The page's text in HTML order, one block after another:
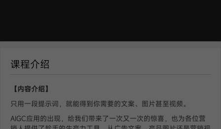
课程介绍
【内容介绍】
只用一段提示词，就能得到你需要的文案、图片甚至视频。
AIGC应用的出现，给我们带来了一次又一次的惊喜，也为各位营